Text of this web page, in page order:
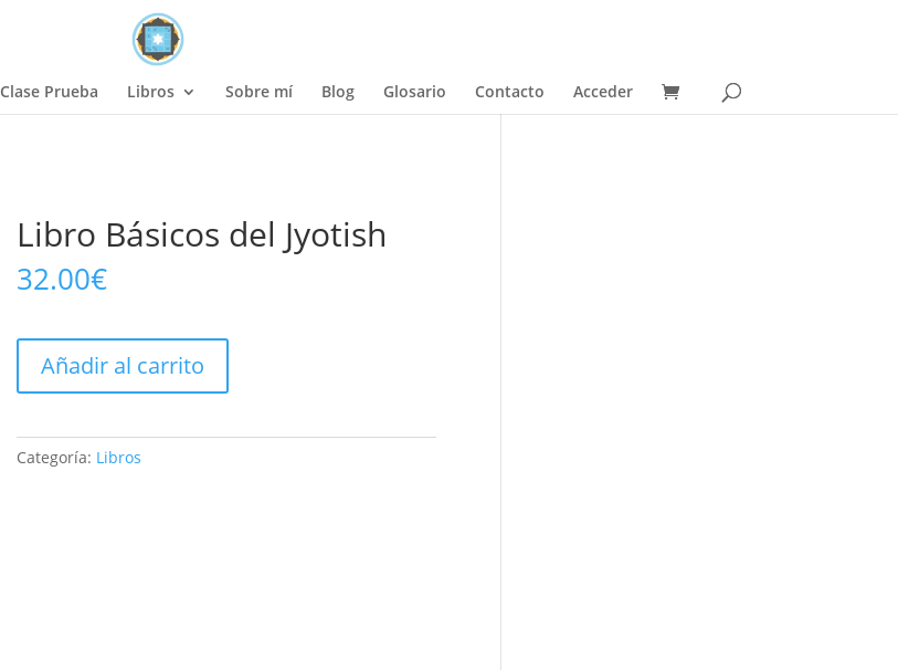
Clase Prueba Libros Sobre mí Blog Glosario Contacto Acceder
Libro Básicos del Jyotish
32.00€
Básicos
del
cantidad
Añadir al carrito
Categoría: Libros